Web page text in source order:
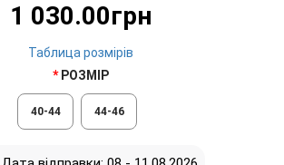
1 030.00грн
Таблица розмірів
РОЗМІР
40-44 44-46